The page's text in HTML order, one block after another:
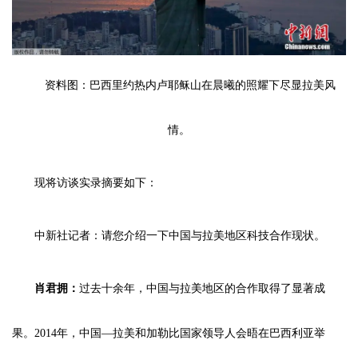
资料图：巴西里约热内卢耶稣山在晨曦的照耀下尽显拉美风
情。
现将访谈实录摘要如下：
中新社记者：请您介绍一下中国与拉美地区科技合作现状。
肖君拥： 过去十余年，中国与拉美地区的合作取得了显著成
果。2014年，中国—拉美和加勒比国家领导人会晤在巴西利亚举